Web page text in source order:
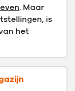
. Maar
is
het